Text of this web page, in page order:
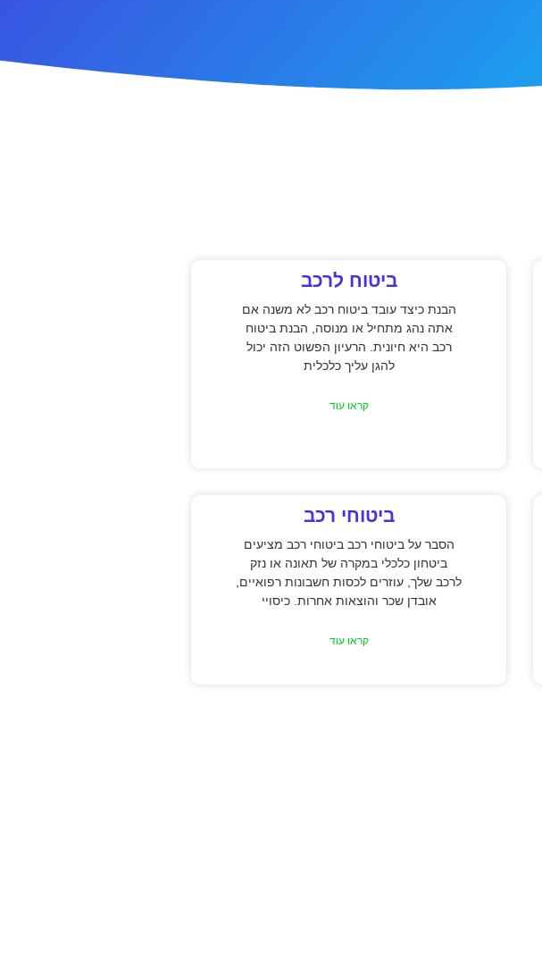
ביטוח לרכב
הבנת כיצד עובד ביטוח רכב לא משנה אם
אתה נהג מתחיל או מנוסה, הבנת ביטוח
רכב היא חיונית. הרעיון הפשוט הזה יכול
להגן עליך כלכלית
קראו עוד
ביטוחי רכב
הסבר על ביטוחי רכב ביטוחי רכב מציעים
ביטחון כלכלי במקרה של תאונה או נזק
לרכב שלך, עוזרים לכסות חשבונות רפואיים,
אובדן שכר והוצאות אחרות. כיסויי
קראו עוד